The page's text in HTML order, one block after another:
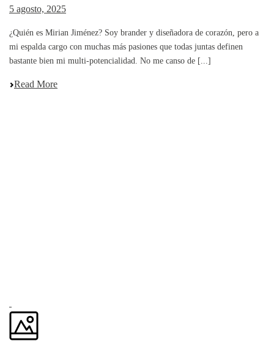
5 agosto, 2025
¿Quién es Mirian Jiménez? Soy brander y diseñadora de corazón, pero a
mi espalda cargo con muchas más pasiones que todas juntas definen
bastante bien mi multi-potencialidad. No me canso de [...]
Read More